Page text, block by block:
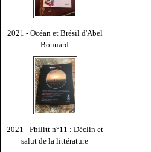
2021 - Océan et Brésil d'Abel
Bonnard
2021 - Philitt n°11 : Déclin et
salut de la littérature